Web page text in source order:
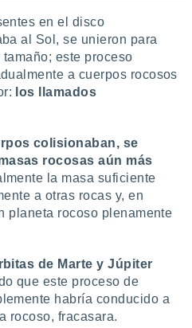
en el disco
al Sol, se unieron para
este proceso
a cuerpos rocosos
los llamados
colisionaban, se
rocosas aún más
la masa suficiente
a otras rocas y, en
planeta rocoso plenamente
de Marte y Júpiter
que este proceso de
habría conducido a
rocoso, fracasara.